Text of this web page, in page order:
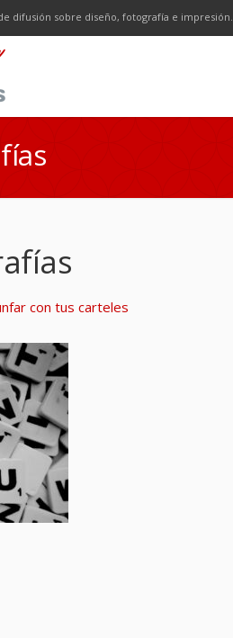
difusión sobre diseño, fotografía e impresión.
Google Plus
LinkedInRSS
con tus carteles